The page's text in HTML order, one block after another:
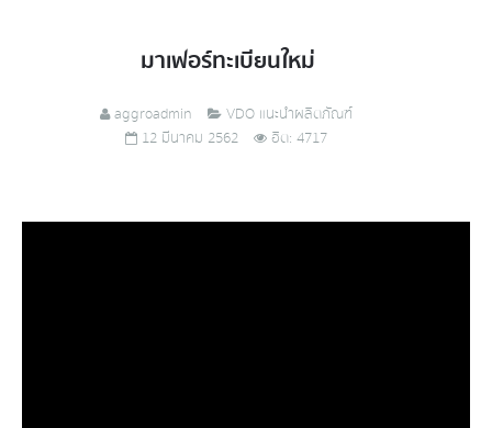
มาเฟอร์ทะเบียนใหม่
aggroadmin
VDO แนะนำผลิตภัณฑ์
12 มีนาคม 2562
ฮิต: 4717